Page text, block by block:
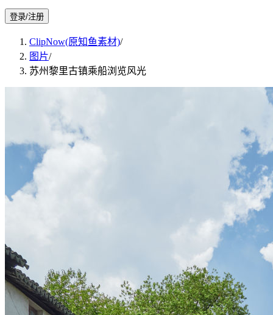
登录/注册
ClipNow(原知鱼素材)/
图片/
苏州黎里古镇乘船浏览风光